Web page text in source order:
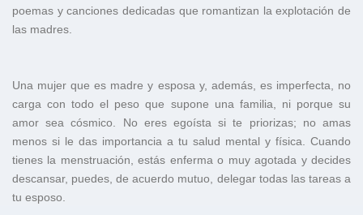
poemas y canciones dedicadas que romantizan la explotación de
las madres.
Una mujer que es madre y esposa y, además, es imperfecta, no
carga con todo el peso que supone una familia, ni porque su
amor sea cósmico. No eres egoísta si te priorizas; no amas
menos si le das importancia a tu salud mental y física. Cuando
tienes la menstruación, estás enferma o muy agotada y decides
descansar, puedes, de acuerdo mutuo, delegar todas las tareas a
tu esposo.